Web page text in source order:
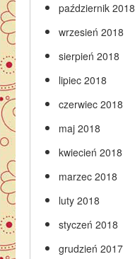
październik 2018
wrzesień 2018
sierpień 2018
lipiec 2018
czerwiec 2018
maj 2018
kwiecień 2018
marzec 2018
luty 2018
styczeń 2018
grudzień 2017